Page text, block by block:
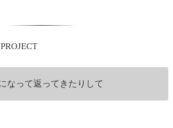
なって返ってきたりして